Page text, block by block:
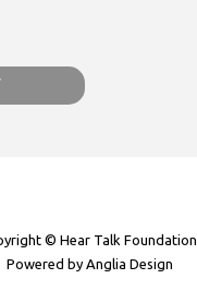
© Hear Talk Foundation.
Powered by Anglia Design